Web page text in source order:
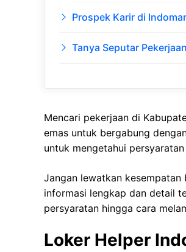
Prospek Karir di
Tanya Seputar Pekerjaan
Mencari pekerjaan di
emas untuk bergabung
untuk mengetahui
Jangan lewatkan
informasi lengkap dan detail
persyaratan hingga cara
Loker Helper